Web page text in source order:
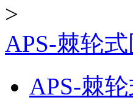
>
APS-棘轮
APS-棘